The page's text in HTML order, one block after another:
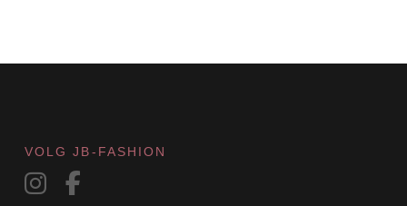
VOLG JB-FASHION